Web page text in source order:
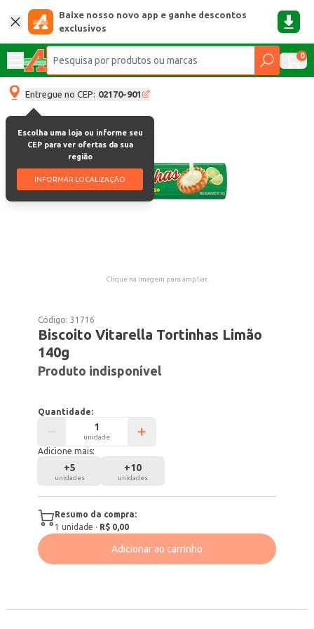
Baixe nosso novo app e ganhe descontos
exclusivos
0
Entregue no CEP: 02170-901
Escolha uma loja ou informe seu
CEP para ver ofertas da sua
região
INFORMAR LOCALIZAÇÃO
Clique na imagem para ampliar.
Código:31716
Biscoito Vitarella Tortinhas Limão
140g
Produto indisponível
Quantidade:
unidade
Adicione mais:
+5
unidades
+10
unidades
Resumo da compra:
1 unidade · R$ 0,00
Adicionar ao carrinho